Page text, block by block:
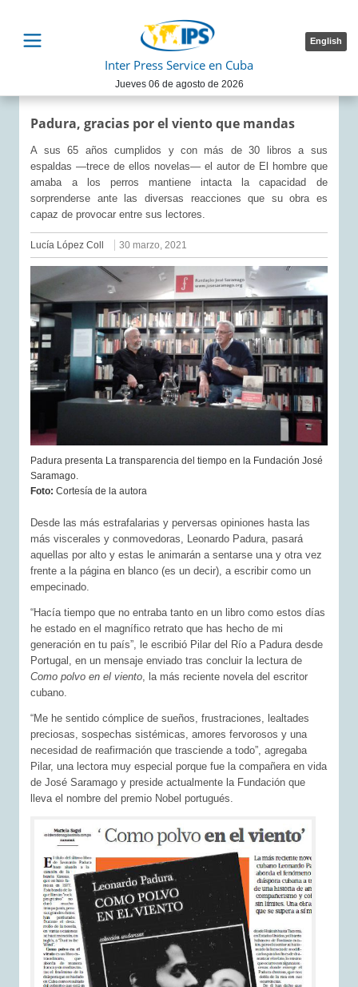
English
Inter Press Service en Cuba
Jueves 06 de agosto de 2026
Padura, gracias por el viento que mandas
A sus 65 años cumplidos y con más de 30 libros a sus
espaldas —trece de ellos novelas— el autor de El hombre que
amaba a los perros mantiene intacta la capacidad de
sorprenderse ante las diversas reacciones que su obra es
capaz de provocar entre sus lectores.
Lucía López Coll 30 marzo, 2021
Padura presenta La transparencia del tiempo en la Fundación José
Saramago.
Foto:Cortesía de la autora
Desde las más estrafalarias y perversas opiniones hasta las
más viscerales y conmovedoras, Leonardo Padura, pasará
aquellas por alto y estas le animarán a sentarse una y otra vez
frente a la página en blanco (es un decir), a escribir como un
empecinado.
“Hacía tiempo que no entraba tanto en un libro como estos días
he estado en el magnífico retrato que has hecho de mi
generación en tu país”, le escribió Pilar del Río a Padura desde
Portugal, en un mensaje enviado tras concluir la lectura de
Como polvo en el viento , la más reciente novela del escritor
cubano.
“Me he sentido cómplice de sueños, frustraciones, lealtades
preciosas, sospechas sistémicas, amores fervorosos y una
necesidad de reafirmación que trasciende a todo”, agregaba
Pilar, una lectora muy especial porque fue la compañera en vida
de José Saramago y preside actualmente la Fundación que
lleva el nombre del premio Nobel portugués.